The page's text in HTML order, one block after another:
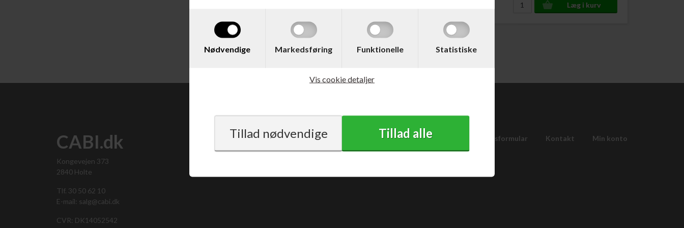
Nødvendige Markedsføring Funktionelle Statistiske
Vis cookie detaljer
CABI.dk
Kongevejen 373
2840 Holte
Tlf. 30 50 62 10
E-mail: salg@cabi.dk
CVR: DK14052542
Vilkår Support Fortrydelsesformular Kontakt Min konto